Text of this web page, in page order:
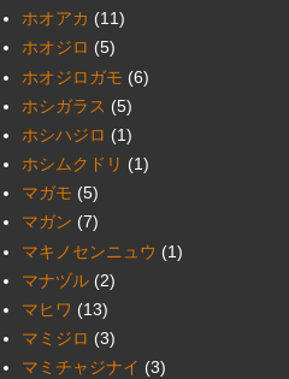
ホオアカ (11)
ホオジロ (5)
ホオジロガモ (6)
ホシガラス (5)
ホシハジロ (1)
ホシムクドリ (1)
マガモ (5)
マガン (7)
マキノセンニュウ (1)
マナヅル (2)
マヒワ (13)
マミジロ (3)
マミチャジナイ (3)